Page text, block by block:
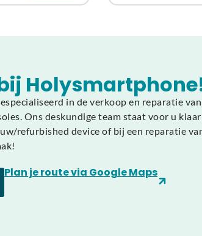
in de verkoop en reparatie
Ons deskundige team staat voor u
refurbished device of bij een reparatie
Plan je route via Google Maps